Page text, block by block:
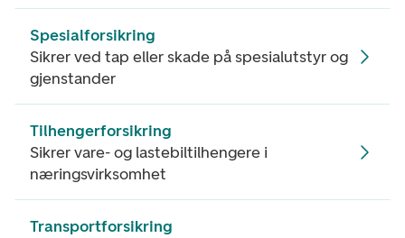
Spesialforsikring
Sikrer ved tap eller skade på spesialutstyr og
gjenstander
Tilhengerforsikring
Sikrer vare- og lastebiltilhengere i
næringsvirksomhet
Transportforsikring